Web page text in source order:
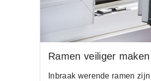
Ramen veiliger maken
Inbraak werende ramen